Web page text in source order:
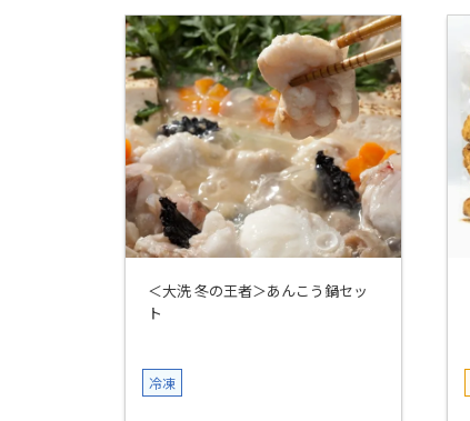
＜大洗 冬の王者＞あんこう鍋セッ
ト
冷凍